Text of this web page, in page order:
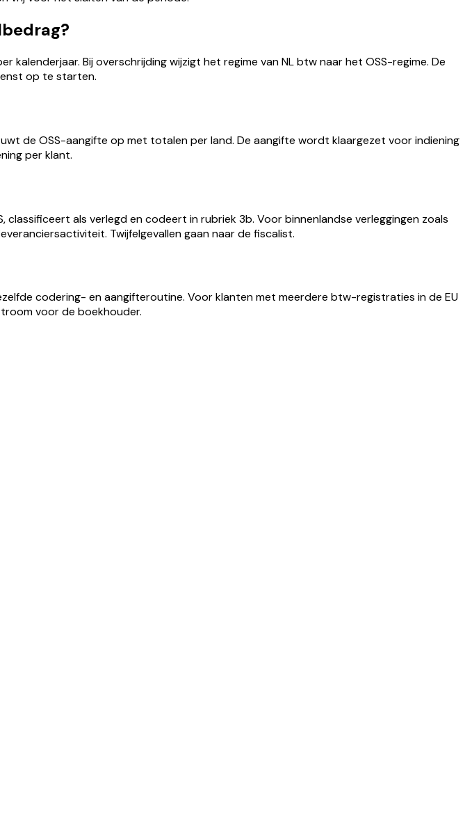
Bij overschrijding wijzigt het regime van NL btw naar het OSS-regime. De
op te starten.
de OSS-aangifte op met totalen per land. De aangifte wordt klaargezet voor indiening
per klant.
als verlegd en codeert in rubriek 3b. Voor binnenlandse verleggingen zoals
Twijfelgevallen gaan naar de fiscalist.
codering- en aangifteroutine. Voor klanten met meerdere btw-registraties in de EU
voor de boekhouder.